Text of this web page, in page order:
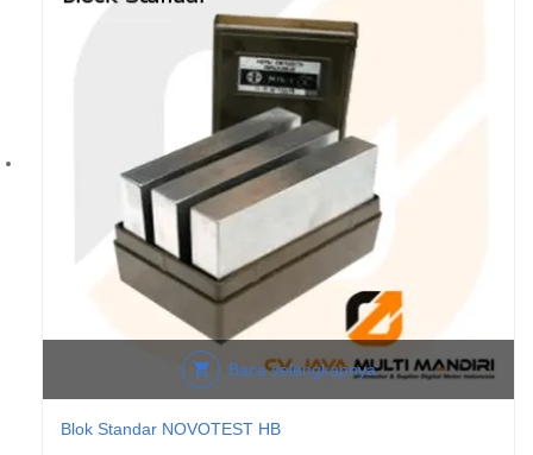
Baca selengkapnya
Blok Standar NOVOTEST HB